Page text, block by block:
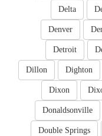
Delta
Denver
Detroit
Dighton
Dillon
Dixon
Donaldsonville
Double Springs